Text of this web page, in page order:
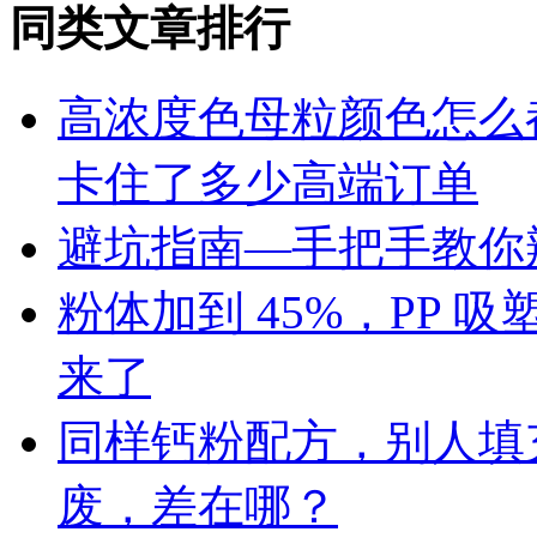
同类文章排行
高浓度色母粒颜色怎
卡住了多少高端订单
避坑指南—手把手教你
粉体加到 45%，PP 吸
来了
同样钙粉配方，别人
废，差在哪？